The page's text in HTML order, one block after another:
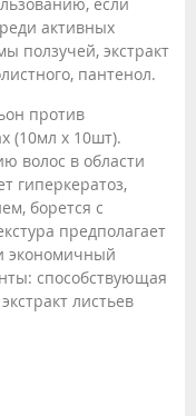
активных
ползучей, экстракт
пантенол.
против
(10мл х 10шт).
волос в области
гиперкератоз,
борется с
предполагает
экономичный
способствующая
листьев